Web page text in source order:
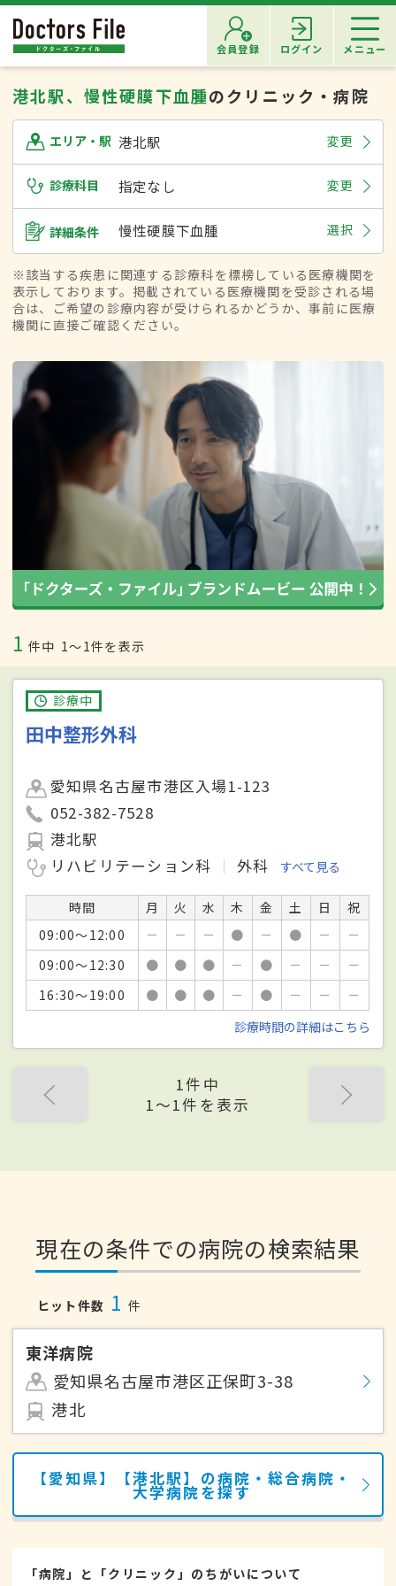
会員登録 ログイン メニュー
港北駅、慢性硬膜下血腫のクリニック・病院
エリア・駅 港北駅 変更
診療科目 指定なし 変更
詳細条件 慢性硬膜下血腫 選択
※該当する疾患に関連する診療科を標榜している医療機関を
表示しております。掲載されている医療機関を受診される場
合は、ご希望の診療内容が受けられるかどうか、事前に医療
機関に直接ご確認ください。
1 件中 1〜1件を表示
診療中
田中整形外科
愛知県名古屋市港区入場1-123
052-382-7528
港北駅
リハビリテーション科
外科 すべて見る
時間 月 火 水 木 金 土 日
祝
09:00～12:00
－ － － ● － ● －
－
09:00～12:30
● ● ● － ● － －
－
16:30～19:00
● ● ● － ● － －
－
診療時間の詳細はこちら
1件中
1〜1件を表示
現在の条件での病院の検索結果
ヒット件数 1 件
東洋病院
愛知県名古屋市港区正保町3-38
港北
【愛知県】【港北駅】の病院・総合病院・
大学病院を探す
「病院」と「クリニック」のちがいについて